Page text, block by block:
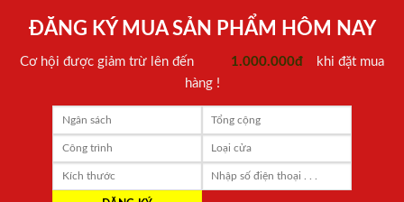
ĐĂNG KÝ MUA SẢN PHẨM HÔM NAY
Cơ hội được giảm trừ lên đến 1.000.000đ
khi đặt mua
hàng !